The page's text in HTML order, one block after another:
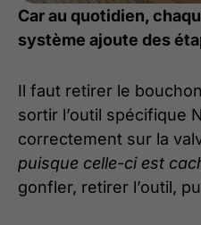
Car au quotidien,
système ajoute des
Il faut retirer le
sortir l’outil spécifique
correctement sur la
puisque celle-ci est
gonfler, retirer l’outil,